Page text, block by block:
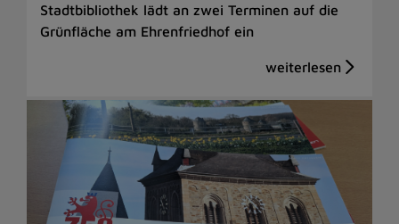
Stadtbibliothek lädt an zwei Terminen auf die
Grünfläche am Ehrenfriedhof ein